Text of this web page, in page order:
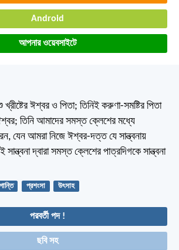
Android
আপনার ওয়েবসাইটে
ঈশ্বর ও পিতা; তিনিই করুণা-সমষ্টির পিতা
তিনি আমাদের সমস্ত ক্লেশের মধ্যে
যেন আমরা নিজে ঈশ্বর-দত্ত যে সান্ত্বনায়
সান্ত্বনা দ্বারা সমস্ত ক্লেশের পাত্রদিগকে সান্ত্বনা
প্রশংসা উৎসাহ
পরবর্তী পদ !
ছবি সহ